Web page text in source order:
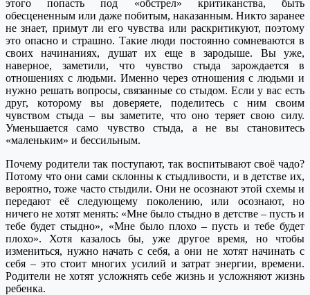
этого попасть под «обстрел» критиканства, быть
обесцененным или даже побитым, наказанным. Никто заранее
не знает, примут ли его чувства или раскритикуют, поэтому
это опасно и страшно. Такие люди постоянно сомневаются в
своих начинаниях, душат их еще в зародыше. Вы уже,
наверное, заметили, что чувство стыда зарождается в
отношениях с людьми. Именно через отношения с людьми и
нужно решать вопросы, связанные со стыдом. Если у вас есть
друг, которому вы доверяете, поделитесь с ним своим
чувством стыда – вы заметите, что оно теряет свою силу.
Уменьшается само чувство стыда, а не вы становитесь
«маленьким» и бессильным.
Почему родители так поступают, так воспитывают своё чадо?
Потому что они сами склонны к стыдливости, и в детстве их,
вероятно, тоже часто стыдили. Они не осознают этой схемы и
передают её следующему поколению, или осознают, но
ничего не хотят менять: «Мне было стыдно в детстве – пусть и
тебе будет стыдно», «Мне было плохо – пусть и тебе будет
плохо». Хотя казалось бы, уже другое время, но чтобы
измениться, нужно начать с себя, а они не хотят начинать с
себя – это стоит многих усилий и затрат энергии, времени.
Родители не хотят усложнять себе жизнь и усложняют жизнь
ребенка.